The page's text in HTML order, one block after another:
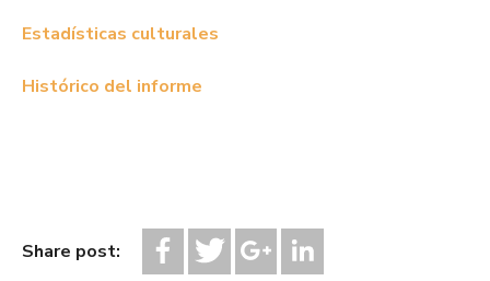
Estadísticas culturales
Histórico del informe
Share post: